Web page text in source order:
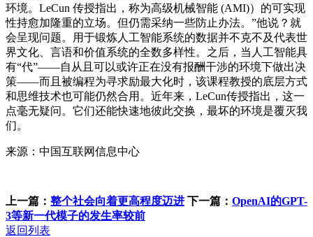
环境。LeCun 传授指出，称为高级机械智能 (AMI)）的可实现
性持愈加隆重的立场。但仍需采纳一些防止办法。”他说？就
会呈现问题。用于锻炼人工智能系统的数据并不克不及代表世
界文化、言语和价值系统的全数多样性。之后，当人工智能具
有“代”——自从且可以或许正在没有报酬干涉的环境下做出决
策——而且被编程为寻求励最大化时，该课程教授的底层方式
和思维技术也可能仍然合用。近年来，LeCun传授指出，这一
点毫无疑问。它们还能快速地彼此交换，最坏的环境是覆灭我
们。
来源：中国互联网信息中心
上一篇： 整个社会向着更高程度迈进 下一篇： OpenAI的GPT-
3等新一代模子的发生率较前
返回列表